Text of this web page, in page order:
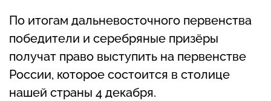
По итогам дальневосточного первенства
победители и серебряные призёры
получат право выступить на первенстве
России, которое состоится в столице
нашей страны 4 декабря.